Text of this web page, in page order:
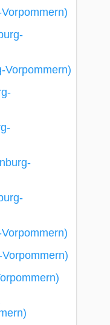
Vorpommern)